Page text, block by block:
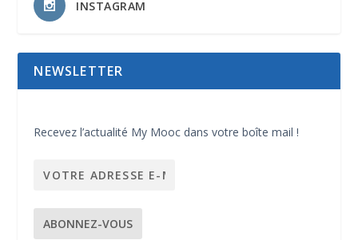
INSTAGRAM
NEWSLETTER
Recevez l’actualité My Mooc dans votre boîte mail !